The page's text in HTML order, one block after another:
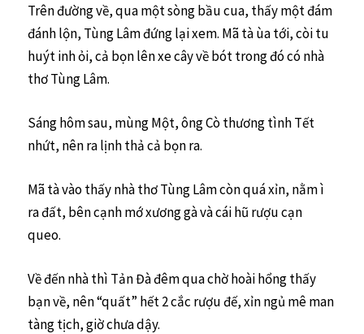
Trên đường về, qua một sòng bầu cua, thấy một đám
đánh lộn, Tùng Lâm đứng lại xem. Mã tà ùa tới, còi tu
huýt inh ỏi, cả bọn lên xe cây về bót trong đó có nhà
thơ Tùng Lâm.
Sáng hôm sau, mùng Một, ông Cò thương tình Tết
nhứt, nên ra lịnh thả cả bọn ra.
Mã tà vào thấy nhà thơ Tùng Lâm còn quá xỉn, nằm ì
ra đất, bên cạnh mớ xương gà và cái hũ rượu cạn
queo.
Về đến nhà thì Tản Đà đêm qua chờ hoài hổng thấy
bạn về, nên “quất” hết 2 cắc rượu đế, xỉn ngủ mê man
tàng tịch, giờ chưa dậy.